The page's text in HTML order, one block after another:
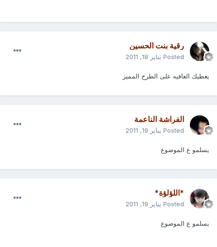
رقية بنت الحسين
Posted يناير 18, 2011
يعطيك العافيه على الطرح المميز
الفراشة الناعمة
Posted يناير 19, 2011
يسلمو ع الموضوع
*اللؤلؤة*
Posted يناير 19, 2011
يسلمو ع الموضوع